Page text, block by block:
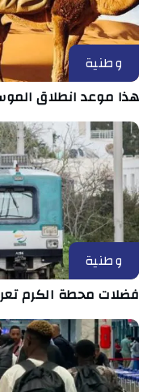
وطنية
هذا موعد انطلاق
وطنية
فضلات محطة الكرم